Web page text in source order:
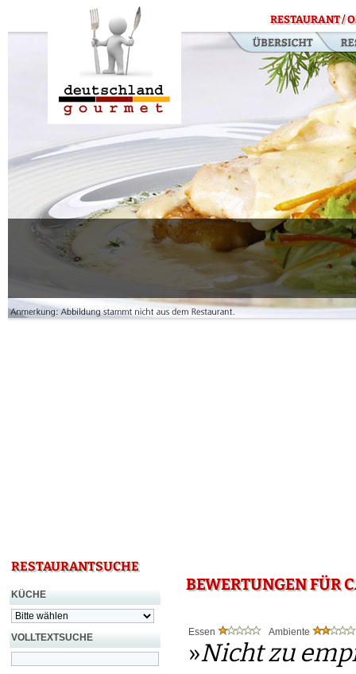
RESTAURANT /
RESTAURANTSUCHE
KÜCHE
VOLLTEXTSUCHE
BEWERTUNGEN FÜR
Essen Ambiente
»Nicht zu